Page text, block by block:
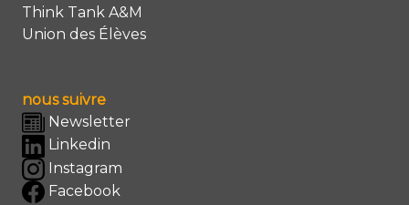
Think Tank A&M
Union des Élèves
nous suivre
Newsletter
Linkedin
Instagram
Facebook